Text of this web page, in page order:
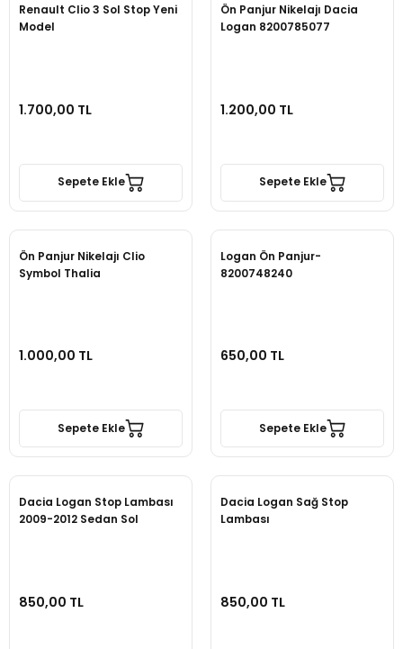
Renault Clio 3 Sol Stop Yeni
Model
1.700,00 TL
Sepete Ekle
Ön Panjur Nikelajı Dacia
Logan 8200785077
1.200,00 TL
Sepete Ekle
Ön Panjur Nikelajı Clio
Symbol Thalia
1.000,00 TL
Sepete Ekle
Logan Ön Panjur-
8200748240
650,00 TL
Sepete Ekle
Dacia Logan Stop Lambası
2009-2012 Sedan Sol
850,00 TL
Dacia Logan Sağ Stop
Lambası
850,00 TL